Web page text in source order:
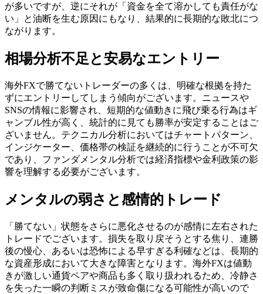
が多いですが、逆にそれが「資金を全て溶かしても責任がな
い」と油断を生む原因にもなり、結果的に長期的な敗北につ
ながります。
相場分析不足と安易なエントリー
海外FXで勝てないトレーダーの多くは、明確な根拠を持た
ずにエントリーしてしまう傾向がございます。ニュースや
SNSの情報に影響され、短期的な値動きに飛び乗る行為はギ
ャンブル性が高く、統計的に見ても勝率が安定することはご
ざいません。テクニカル分析においてはチャートパターン、
インジケーター、価格帯の検証を継続的に行うことが不可欠
であり、ファンダメンタル分析では経済指標や金利政策の影
響を理解する必要がございます。
メンタルの弱さと感情的トレード
「勝てない」状態をさらに悪化させるのが感情に左右された
トレードでございます。損失を取り戻そうとする焦り、連勝
後の慢心、あるいは恐怖による早すぎる利確などは、長期的
な資産形成において大きな障害となります。海外FXは値動
きが激しい通貨ペアや商品も多く取り扱われるため、冷静さ
を失った一瞬の判断ミスが致命傷になる可能性が高いので